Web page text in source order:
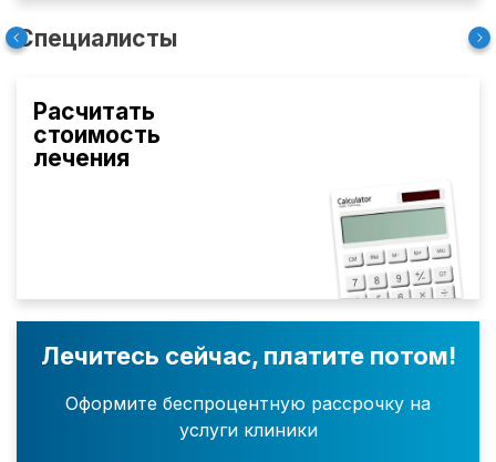
Специалисты
Расчитать
стоимость
лечения
Лечитесь сейчас, платите потом!
Оформите беспроцентную рассрочку на
услуги клиники